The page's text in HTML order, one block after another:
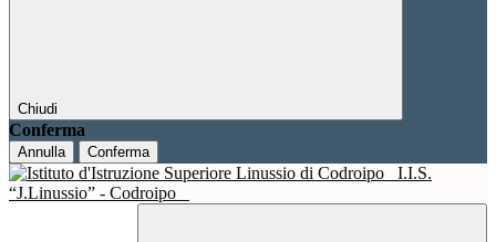
Chiudi
Conferma
Annulla Conferma
I.I.S.
“J.Linussio” - Codroipo